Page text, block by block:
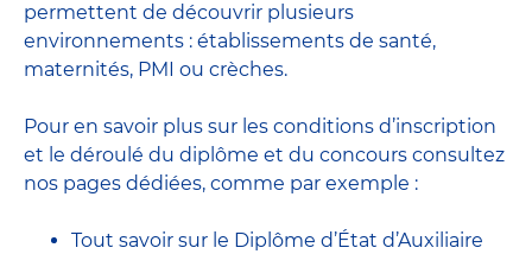
permettent de découvrir plusieurs
environnements : établissements de santé,
maternités, PMI ou crèches.
Pour en savoir plus sur les conditions d’inscription
et le déroulé du diplôme et du concours consultez
nos pages dédiées, comme par exemple :
Tout savoir sur le Diplôme d’État d’Auxiliaire